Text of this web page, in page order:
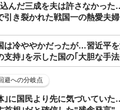
んだ三成を夫は許さなかっ
引き裂かれた戦国一の熱愛夫婦
は冷ややかだったが…習近平
支持｣を示した国の｢大胆な手法
避への分岐点
｣に国民より先に気づいてい